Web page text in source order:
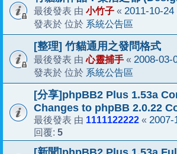
最後發表 由 小竹子 « 2011-10-24
發表於 位於 系統公告區
[整理] 竹貓通用之發問格式
最後發表 由心靈捕手 « 2008-03-
發表於 位於 系統公告區
[分享]phpBB2 Plus 1.53a
Changes to phpBB 2.0.22
最後發表 由 1111122222 « 2007-
回覆: 5